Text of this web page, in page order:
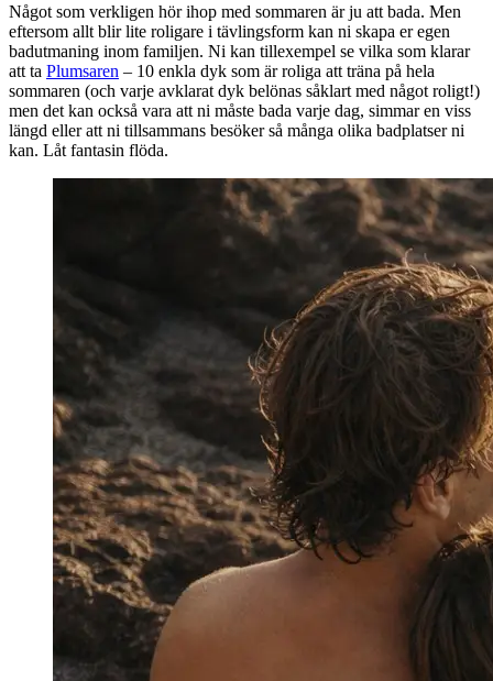
Något som verkligen hör ihop med sommaren är ju att bada. Men
eftersom allt blir lite roligare i tävlingsform kan ni skapa er egen
badutmaning inom familjen. Ni kan tillexempel se vilka som klarar
att ta Plumsaren – 10 enkla dyk som är roliga att träna på hela
sommaren (och varje avklarat dyk belönas såklart med något roligt!)
men det kan också vara att ni måste bada varje dag, simmar en viss
längd eller att ni tillsammans besöker så många olika badplatser ni
kan. Låt fantasin flöda.